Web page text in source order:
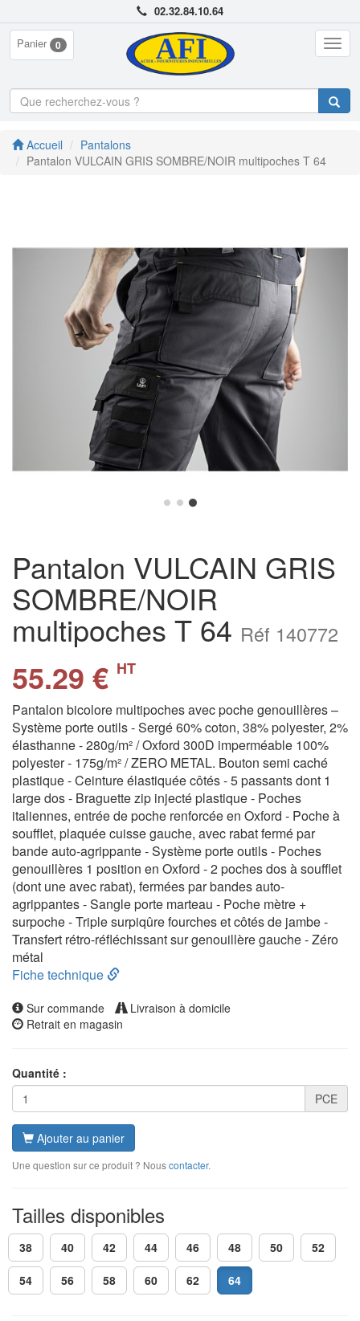
02.32.84.10.64
Panier 0
Accueil
Pantalons
Pantalon VULCAIN GRIS SOMBRE/NOIR multipoches T 64
Pantalon VULCAIN GRIS
SOMBRE/NOIR
multipoches T 64 Réf 140772
55.29 € HT
Pantalon bicolore multipoches avec poche genouillères –
Système porte outils - Sergé 60% coton, 38% polyester, 2%
élasthanne - 280g/m² / Oxford 300D imperméable 100%
polyester - 175g/m² / ZERO METAL. Bouton semi caché
plastique - Ceinture élastiquée côtés - 5 passants dont 1
large dos - Braguette zip injecté plastique - Poches
italiennes, entrée de poche renforcée en Oxford - Poche à
soufflet, plaquée cuisse gauche, avec rabat fermé par
bande auto-agrippante - Système porte outils - Poches
genouillères 1 position en Oxford - 2 poches dos à soufflet
(dont une avec rabat), fermées par bandes auto-
agrippantes - Sangle porte marteau - Poche mètre +
surpoche - Triple surpiqûre fourches et côtés de jambe -
Transfert rétro-réfléchissant sur genouillère gauche - Zéro
métal
Fiche technique
Sur commande
Livraison à domicile
Retrait en magasin
Quantité :
PCE
Ajouter au panier
Une question sur ce produit ? Nouscontacter.
Tailles disponibles
38 40 42 44 46 48 50 52
54 56 58 60 62 64